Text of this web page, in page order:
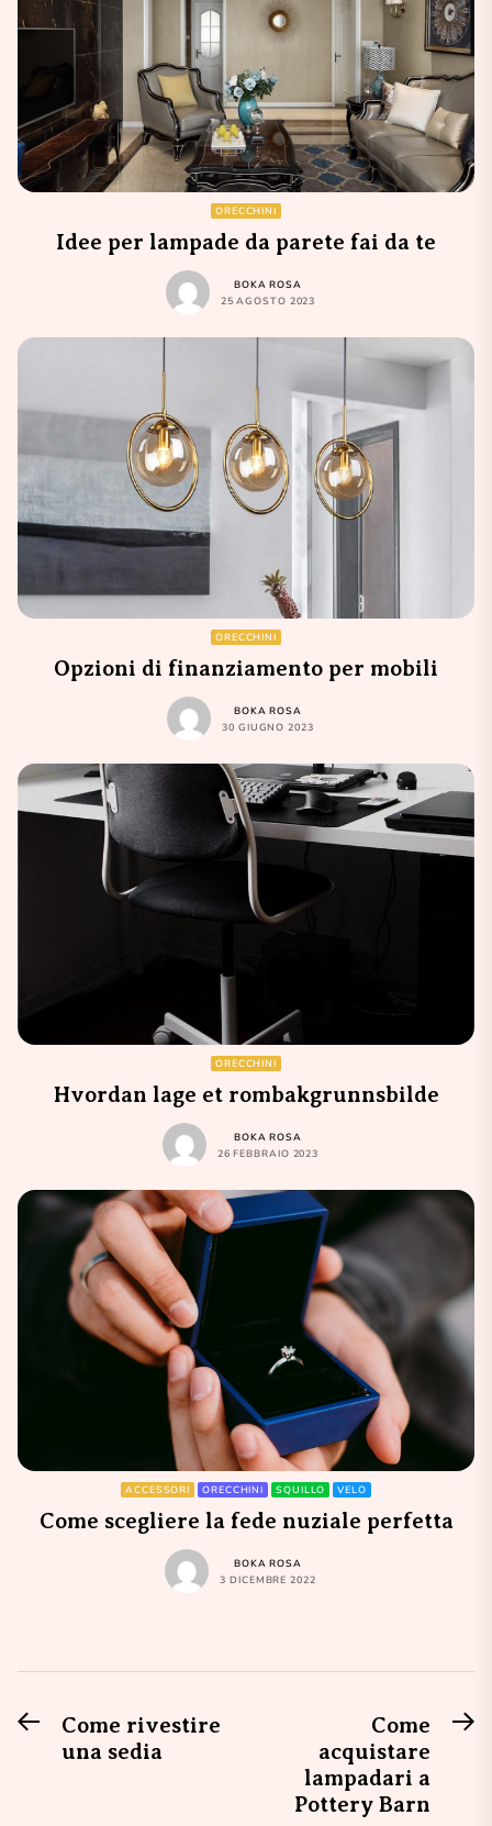
ORECCHINI
Idee per lampade da parete fai da te
BOKA ROSA
25 AGOSTO 2023
ORECCHINI
Opzioni di finanziamento per mobili
BOKA ROSA
30 GIUGNO 2023
ORECCHINI
Hvordan lage et rombakgrunnsbilde
BOKA ROSA
26 FEBBRAIO 2023
ACCESSORI ORECCHINI SQUILLO VELO
Come scegliere la fede nuziale perfetta
BOKA ROSA
3 DICEMBRE 2022
Navigazione
articoli
PreviousCome rivestire
una sedia
Come
acquistare
lampadari a
Pottery Barn